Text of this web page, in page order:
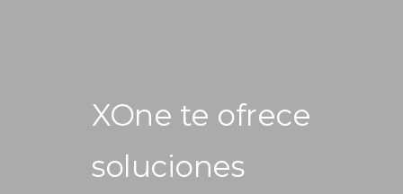
XOne te ofrece
soluciones